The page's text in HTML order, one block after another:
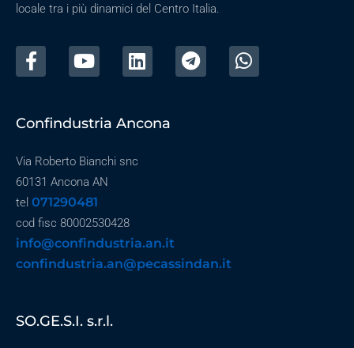
locale tra i più dinamici del Centro Italia.
Confindustria Ancona
Via Roberto Bianchi snc
60131 Ancona AN
tel 071290481
cod fisc 80002530428
info@confindustria.an.it
confindustria.an@pecassindan.it
SO.GE.S.I. s.r.l.